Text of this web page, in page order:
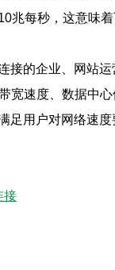
兆每秒，这意味
接的企业、网站
宽速度、数据中
足用户对网络速
接